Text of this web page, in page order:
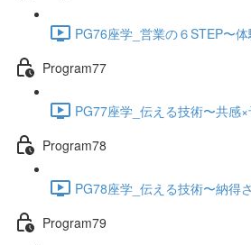
PG76座学_営業の６STEP〜
Program77
PG77座学_伝える技術〜共感
Program78
PG78座学_伝える技術〜納得
Program79